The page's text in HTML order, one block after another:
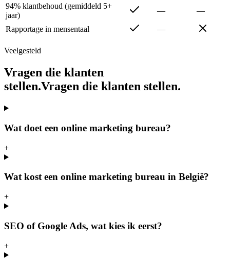
94% klantbehoud (gemiddeld 5+
jaar)
— —
Rapportage in mensentaal —
Veelgesteld
Vragen die klanten
stellen.Vragen die klanten stellen.
Wat doet een online marketing bureau?
+
Wat kost een online marketing bureau in België?
+
SEO of Google Ads, wat kies ik eerst?
+